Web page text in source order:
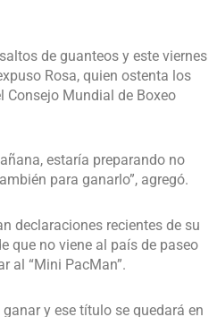
de guanteos y este viernes
Rosa, quien ostenta los
Consejo Mundial de Boxeo
estaría preparando no
para ganarlo”, agregó.
declaraciones recientes de su
que no viene al país de paseo
al “Mini PacMan”.
y ese título se quedará en